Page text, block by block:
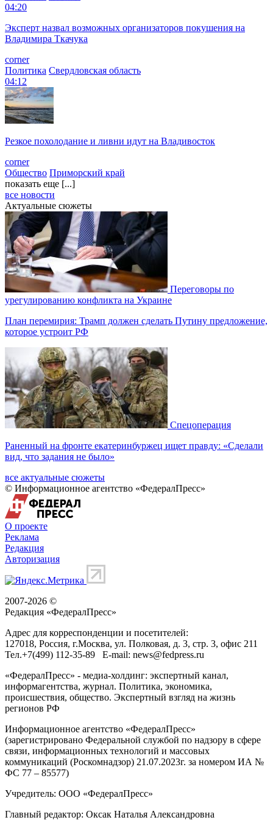
04:20
Эксперт назвал возможных организаторов покушения на
Владимира Ткачука
corner
Политика Свердловская область
04:12
Резкое похолодание и ливни идут на Владивосток
corner
Общество Приморский край
показать еще [...]
все новости
Актуальные сюжеты
Переговоры по
урегулированию конфликта на Украине
План перемирия: Трамп должен сделать Путину предложение,
которое устроит РФ
Спецоперация
Раненный на фронте екатеринбуржец ищет правду: «Сделали
вид, что задания не было»
все актуальные сюжеты
© Информационное агентство «ФедералПресс»
О проекте
Реклама
Редакция
Авторизация
2007-2026 ©
Редакция «ФедералПресс»
Адрес для корреспонденции и посетителей:
127018, Россия, г.Москва, ул. Полковая, д. 3, стр. 3, офис 211
Тел.+7(499) 112-35-89 E-mail: news@fedpress.ru
«ФедералПресс» - медиа-холдинг: экспертный канал,
информагентства, журнал. Политика, экономика,
происшествия, общество. Экспертный взгляд на жизнь
регионов РФ
Информационное агентство «ФедералПресс»
(зарегистрировано Федеральной службой по надзору в сфере
связи, информационных технологий и массовых
коммуникаций (Роскомнадзор) 21.07.2023г. за номером ИА №
ФС 77 – 85577)
Учредитель: ООО «ФедералПресс»
Главный редактор: Оксак Наталья Александровна